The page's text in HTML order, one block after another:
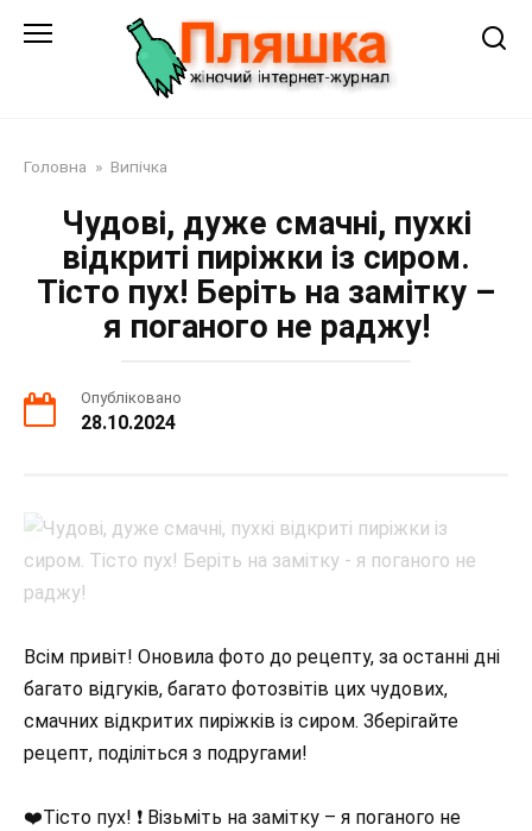
Головна » Випічка
Чудові, дуже смачні, пухкі
відкриті пиріжки із сиром.
Тісто пух! Беріть на замітку –
я поганого не раджу!
Опубліковано
28.10.2024
Всім привіт! Оновила фото до рецепту, за останні дні
багато відгуків, багато фотозвітів цих чудових,
смачних відкритих пиріжків із сиром. Зберігайте
рецепт, поділіться з подругами!
❤️Тісто пух! ❗️ Візьміть на замітку – я поганого не